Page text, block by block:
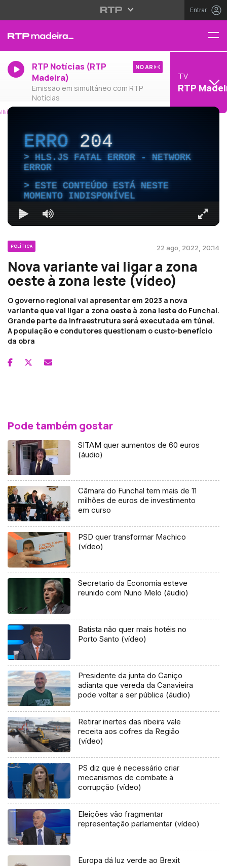
Entrar
RTP Notícias (RTP
Madeira)
Emissão em simultâneo com RTP
Notícias
NO AR
TV
RTP
ERRO204
HLS.JS FATAL ERROR - NETWORK
ERROR
ESTE CONTEÚDO ESTÁ NESTE
MOMENTO INDISPONÍVEL
POLÍTICA 22 ago, 2022, 20:14
Nova variante vai ligar a zona
oeste à zona leste (vídeo)
O governo regional vai apresentar em 2023 a nova
variante que vai ligar a zona oeste à zona leste do Funchal.
Grande parte da infraestrutura será executada em túnel.
A população e condutores questionam o custo-benefício
da obra
Pode também gostar
SITAM quer aumentos de 60 euros
(áudio)
Câmara do Funchal tem mais de 11
milhões de euros de investimento
em curso
PSD quer transformar Machico
(vídeo)
Secretario da Economia esteve
reunido com Nuno Melo (áudio)
Batista não quer mais hotéis no
Porto Santo (vídeo)
Presidente da junta do Caniço
adianta que vereda da Canavieira
pode voltar a ser pública (áudio)
Retirar inertes das ribeira vale
receita aos cofres da Região
(vídeo)
PS diz que é necessário criar
mecanismos de combate à
corrupção (vídeo)
Eleições vão fragmentar
representação parlamentar (vídeo)
Europa dá luz verde ao Brexit